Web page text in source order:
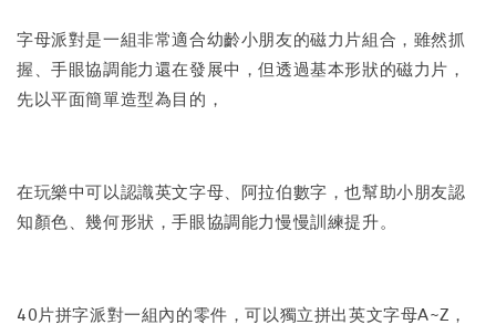
字母派對是一組非常適合幼齡小朋友的磁力片組合，雖然抓
握、手眼協調能力還在發展中，但透過基本形狀的磁力片，
先以平面簡單造型為目的，
在玩樂中可以認識英文字母、阿拉伯數字，也幫助小朋友認
知顏色、幾何形狀，手眼協調能力慢慢訓練提升。
40片拼字派對一組內的零件，可以獨立拼出英文字母A~Z，